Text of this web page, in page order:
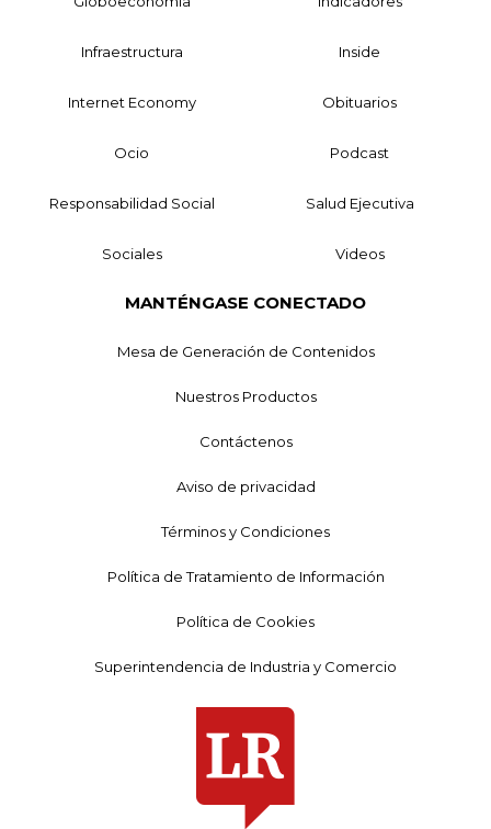
Infraestructura Inside
Internet Economy Obituarios
Ocio Podcast
Responsabilidad Social Salud Ejecutiva
Sociales Videos
MANTÉNGASE CONECTADO
Mesa de Generación de Contenidos
Nuestros Productos
Contáctenos
Aviso de privacidad
Términos y Condiciones
Política de Tratamiento de Información
Política de Cookies
Superintendencia de Industria y Comercio